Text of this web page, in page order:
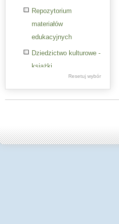
Repozytorium
materiałów
edukacyjnych
Dziedzictwo kulturowe -
książki
Resetuj wybór